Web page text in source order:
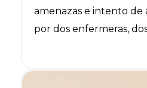
amenazas e intento de
por dos enfermeras,